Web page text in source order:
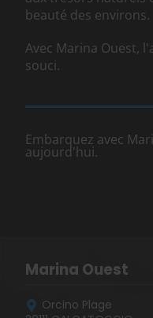
beauté des environs.
Avec Marina Ouest,
souci.
Embarquez avec
aujourd'hui.
Marina Ouest
Orcino Plage